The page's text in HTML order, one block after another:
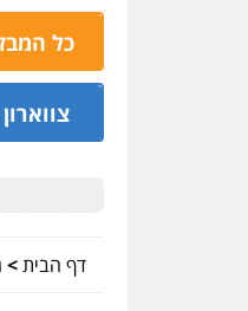
כל
ברצח אישה לעיני ילדיה
סוויטה במלון והמשיך
דף הבית>